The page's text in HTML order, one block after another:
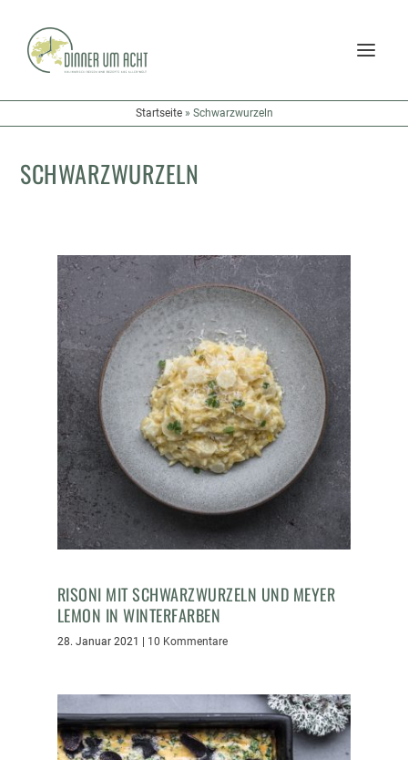
Startseite» Schwarzwurzeln
SCHWARZWURZELN
RISONI MIT SCHWARZWURZELN UND MEYER
LEMON IN WINTERFARBEN
28. Januar 2021 | 10 Kommentare